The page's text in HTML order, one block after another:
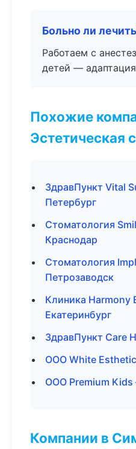
Больно ли
Работаем с
детей —
Похожие
Эстетическая
ЗдравПункт Vital
Петербург
Стоматология
Краснодар
Стоматология
Петрозаводск
Клиника
Екатеринбург
ЗдравПункт Care
ООО White
ООО Premium
Компании в